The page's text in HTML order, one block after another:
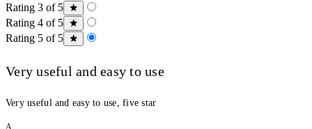
Rating 3 of 5
Rating 4 of 5
Rating 5 of 5
Very useful and easy to use
Very useful and easy to use, five star
A